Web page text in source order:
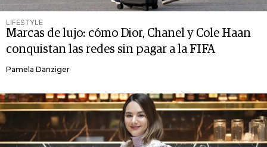
LIFESTYLE
Marcas de lujo: cómo Dior, Chanel y Cole Haan
conquistan las redes sin pagar a la FIFA
Pamela Danziger